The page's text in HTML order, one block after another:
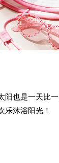
阳也是一天比一
乐沐浴阳光！